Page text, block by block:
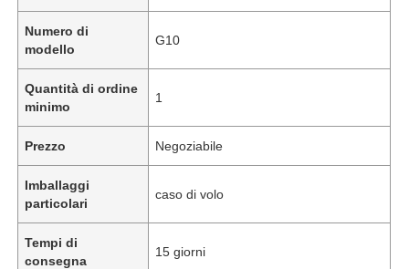
Numero di
modello
G10
Quantità di ordine
minimo
1
Prezzo Negoziabile
Imballaggi
particolari
caso di volo
Tempi di
consegna
15 giorni